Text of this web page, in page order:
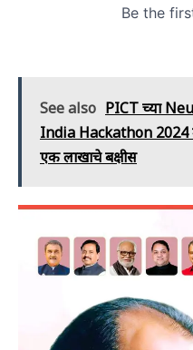
See also PICT च्या
India Hackathon 2024
एक लाखाचे बक्षीस